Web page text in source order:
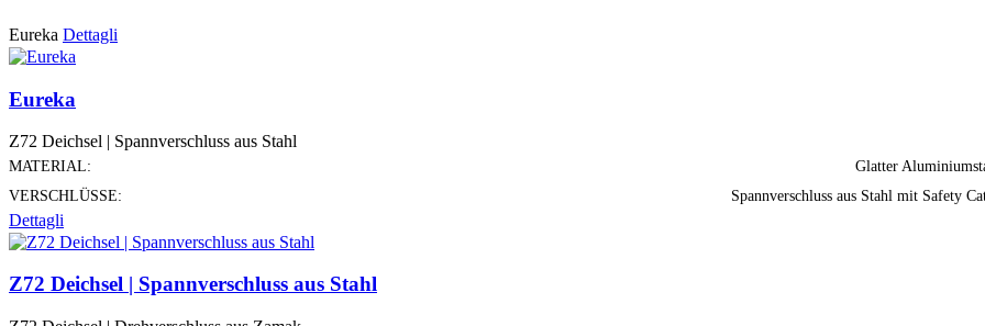
Eureka Dettagli
Eureka
Z72 Deichsel | Spannverschluss aus Stahl
MATERIAL:
Glatter
VERSCHLÜSSE:
Spannverschluss aus Stahl mit Safety
Dettagli
Z72 Deichsel | Spannverschluss aus Stahl